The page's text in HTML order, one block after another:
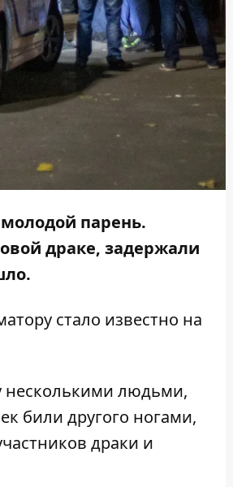
парень.
драке, задержали
стало известно на
несколькими людьми,
били другого ногами,
драки и